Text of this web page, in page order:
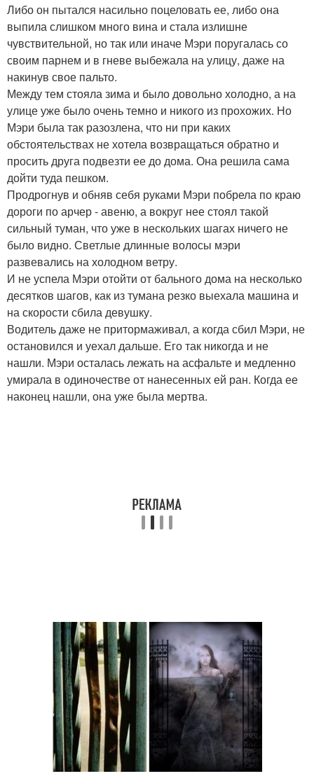
Либо он пытался насильно поцеловать ее, либо она
выпила слишком много вина и стала излишне
чувствительной, но так или иначе Мэри поругалась со
своим парнем и в гневе выбежала на улицу, даже на
накинув свое пальто.
Между тем стояла зима и было довольно холодно, а на
улице уже было очень темно и никого из прохожих. Но
Мэри была так разозлена, что ни при каких
обстоятельствах не хотела возвращаться обратно и
просить друга подвезти ее до дома. Она решила сама
дойти туда пешком.
Продрогнув и обняв себя руками Мэри побрела по краю
дороги по арчер - авеню, а вокруг нее стоял такой
сильный туман, что уже в нескольких шагах ничего не
было видно. Светлые длинные волосы мэри
развевались на холодном ветру.
И не успела Мэри отойти от бального дома на несколько
десятков шагов, как из тумана резко выехала машина и
на скорости сбила девушку.
Водитель даже не притормаживал, а когда сбил Мэри, не
остановился и уехал дальше. Его так никогда и не
нашли. Мэри осталась лежать на асфальте и медленно
умирала в одиночестве от нанесенных ей ран. Когда ее
наконец нашли, она уже была мертва.